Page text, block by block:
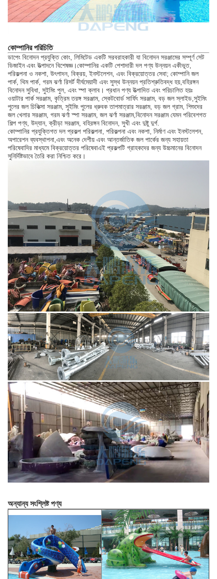
কোম্পানির পরিচিতি
ডাপেং বিনোদন প্রযুক্তি কোং, লিমিটেড একটি সরবরাহকারী যা বিনোদন সরঞ্জামের সম্পূর্ণ সেট
ডিজাইন এবং উত্পাদনে বিশেষজ্ঞ।কোম্পানির একটি পেশাদারী দল পণ্য উন্নয়ন একীভূত,
পরিকল্পনা ও নকশা, উৎপাদন, বিক্রয়, ইনস্টলেশন, এবং বিক্রয়োত্তর সেবা; কোম্পানি জল
পার্ক, থিম পার্ক, গরম ঝর্ণা রিসর্ট দীর্ঘমেয়াদী এবং সুস্থ উন্নয়ন প্রতিশ্রুতিবদ্ধ হয়,বহিরঙ্গন
বিনোদন সুবিধা, সুইমিং পুল, এবং স্পা ক্লাব। প্রধান পণ্য উত্পাদিত এবং পরিচালিত হয়ঃ
ওয়াটার পার্ক সরঞ্জাম, কৃত্রিম তরঙ্গ সরঞ্জাম, স্কেটবোর্ড সার্ফিং সরঞ্জাম, বড় জল স্লাইড,সুইমিং
পুলের জল চিকিত্সা সরঞ্জাম, সুইমিং পুলের ধ্রুবক তাপমাত্রার সরঞ্জাম, বড় জল গ্রাম, শিশুদের
জল খেলার সরঞ্জাম, গরম ঝর্ণা স্পা সরঞ্জাম, জল ঝর্ণা সরঞ্জাম,বিনোদন সরঞ্জাম যেমন পরিবেশগত
শিল্প পণ্য, উদ্যান, ক্রীড়া সরঞ্জাম, বহিরঙ্গন বিনোদন, সুখী এবং দুষ্টু দুর্গ.
কোম্পানির প্রযুক্তিগত দল প্রকল্প পরিকল্পনা, পরিকল্পনা এবং নকশা, নির্মাণ এবং ইনস্টলেশন,
অপারেশন ব্যবস্থাপনা,এবং অনেক দেশীয় এবং আন্তর্জাতিক জল পার্কের জন্য সহায়তা
পরিষেবাদির মাধ্যমে বিক্রয়োত্তর পরিষেবাএই প্রকল্পটি গ্রাহকদের জন্য উচ্চমানের বিনোদন
সুনির্দিষ্টভাবে তৈরি করা নিশ্চিত করে।
অন্যান্য সংশ্লিষ্ট পণ্য